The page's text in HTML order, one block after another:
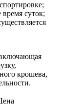
суток;
включающая
крошева,